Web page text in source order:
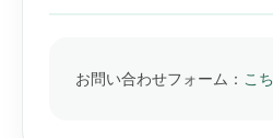
お問い合わせフォーム： こ